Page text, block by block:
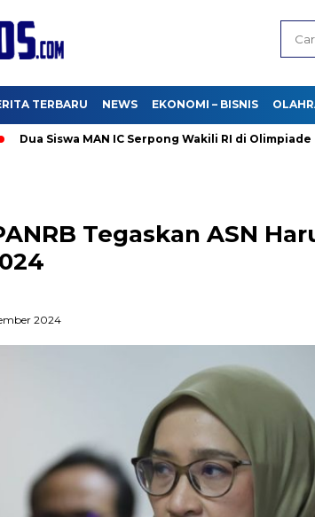
TERBARU NEWS EKONOMI – BISNIS
MAN IC Serpong Wakili RI di Olimpiade Nuklir
Tegaskan ASN
2024